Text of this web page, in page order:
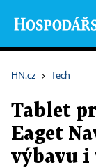
HN.cz › Tech
Tablet
Eaget
výbavu i